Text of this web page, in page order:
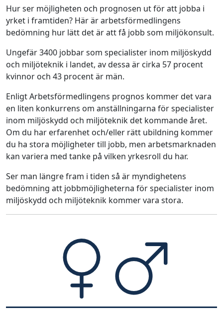
Hur ser möjligheten och prognosen ut för att jobba i
yrket i framtiden? Här är arbetsförmedlingens
bedömning hur lätt det är att få jobb som miljökonsult.
Ungefär 3400 jobbar som specialister inom miljöskydd
och miljöteknik i landet, av dessa är cirka 57 procent
kvinnor och 43 procent är män.
Enligt Arbetsförmedlingens prognos kommer det vara
en liten konkurrens om anställningarna för specialister
inom miljöskydd och miljöteknik det kommande året.
Om du har erfarenhet och/eller rätt ubildning kommer
du ha stora möjligheter till jobb, men arbetsmarknaden
kan variera med tanke på vilken yrkesroll du har.
Ser man längre fram i tiden så är myndighetens
bedömning att jobbmöjligheterna för specialister inom
miljöskydd och miljöteknik kommer vara stora.